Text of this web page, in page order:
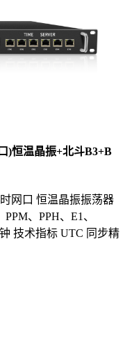
)恒温晶振+北斗B3+B
时网口 恒温晶振振荡器
、PPH、E1、
技术指标 UTC 同步精